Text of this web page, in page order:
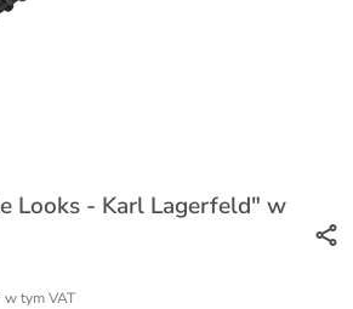
Looks - Karl Lagerfeld" w
w tym VAT